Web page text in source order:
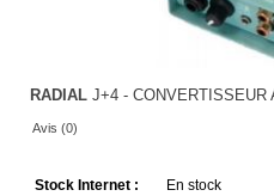
RADIAL J+4 - CONVERTISSEUR
Avis (0)
Stock Internet :
En stock